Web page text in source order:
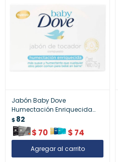
Jabón Baby Dove
Humectación Enriquecida
75g
$82
$ 70 $ 74